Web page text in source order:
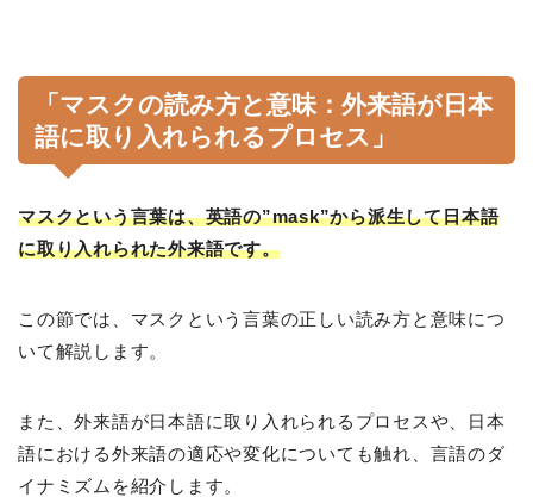
「マスクの読み方と意味：外来語が日本
語に取り入れられるプロセス」
マスクという言葉は、英語の”mask”から派生して日本語
に取り入れられた外来語です。
この節では、マスクという言葉の正しい読み方と意味につ
いて解説します。
また、外来語が日本語に取り入れられるプロセスや、日本
語における外来語の適応や変化についても触れ、言語のダ
イナミズムを紹介します。